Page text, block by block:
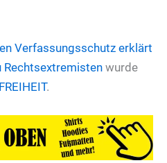
Verfassungsschutz erklärt
wurde
.